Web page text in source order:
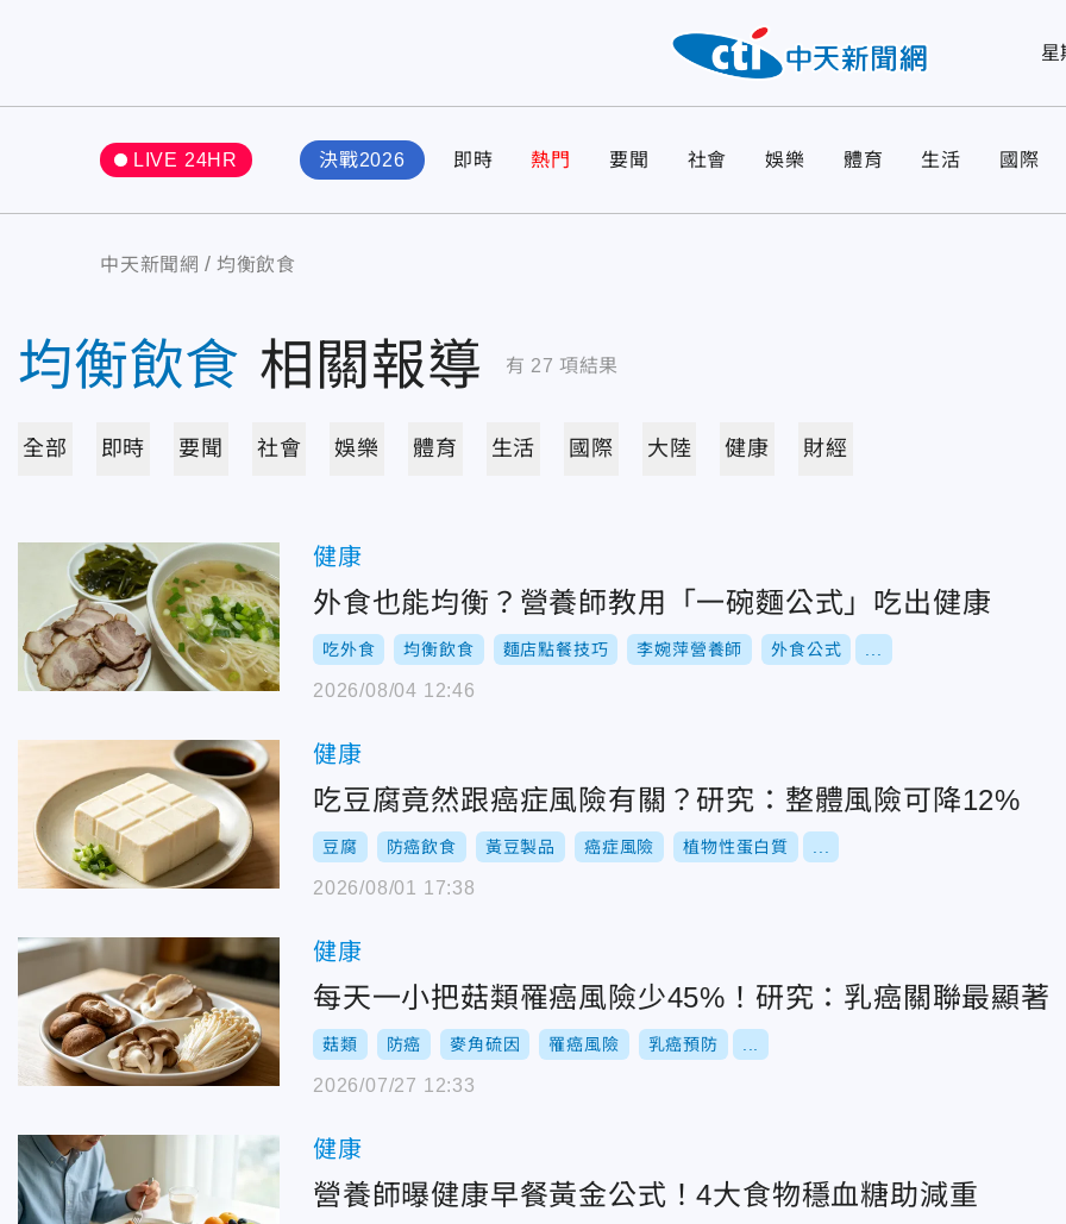
星
LIVE 24HR 決戰2026 即時 熱門 要聞 社會 娛樂 體育 生活 國際
中天新聞網 均衡飲食
均衡飲食 相關報導 有 27 項結果
全部 即時 要聞 社會 娛樂 體育 生活 國際 大陸 健康 財經
健康
外食也能均衡？營養師教用「一碗麵公式」吃出健康
吃外食 均衡飲食 麵店點餐技巧 李婉萍營養師 外食公式
2026/08/04 12:46
健康
吃豆腐竟然跟癌症風險有關？研究：整體風險可降12%
豆腐 防癌飲食 黃豆製品 癌症風險 植物性蛋白質
2026/08/01 17:38
健康
每天一小把菇類罹癌風險少45%！研究：乳癌關聯最顯著
菇類 防癌 麥角硫因 罹癌風險 乳癌預防
2026/07/27 12:33
健康
營養師曝健康早餐黃金公式！4大食物穩血糖助減重